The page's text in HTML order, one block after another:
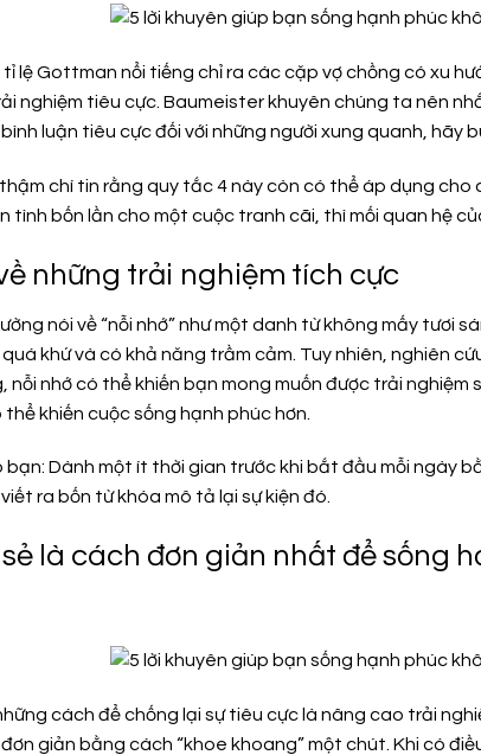
tỉ lệ Gottman nổi tiếng chỉ ra các cặp vợ chồng có xu
nghiệm tiêu cực. Baumeister khuyên chúng ta nên
luận tiêu cực đối với những người xung quanh, hãy
chí tin rằng quy tắc 4 này còn có thể áp dụng
tình bốn lần cho một cuộc tranh cãi, thì mối quan hệ
những trải nghiệm tích cực
nói về “nỗi nhớ” như một danh từ không mấy tươi
khứ và có khả năng trầm cảm. Tuy nhiên, nghiên
nỗi nhớ có thể khiến bạn mong muốn được trải
khiến cuộc sống hạnh phúc hơn.
bạn: Dành một ít thời gian trước khi bắt đầu mỗi ngày
ra bốn từ khóa mô tả lại sự kiện đó.
sẻ là cách đơn giản nhất để sống
cách để chống lại sự tiêu cực là nâng cao trải
giản bằng cách “khoe khoang” một chút. Khi có